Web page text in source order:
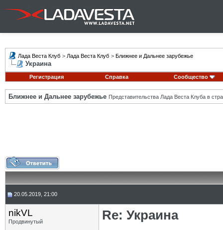
Лада Веста Клуб > Лада Веста Клуб > Ближнее и Дальнее зарубежье
Украина
Регистрация Справка Сообщество
Ближнее и Дальнее зарубежье Представительства Лада Веста Клуба в
20.05.2019, 21:00
nikVL
Продвинутый
Re: Украина